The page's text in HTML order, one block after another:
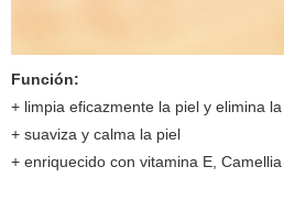
Función:
+ limpia eficazmente la piel y elimina
+ suaviza y calma la piel
+ enriquecido con vitamina E,